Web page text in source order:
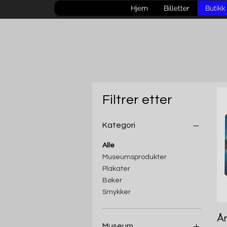
Hjem Billetter Butikk
Filtrer etter
Kategori
Alle
Museumsprodukter
Plakater
Bøker
Smykker